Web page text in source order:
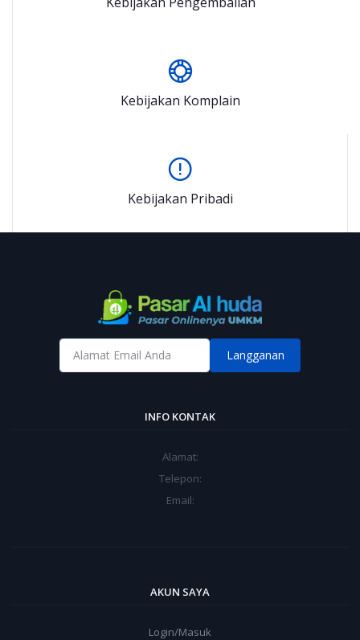
Kebijakan Komplain
Kebijakan Pribadi
Langganan
INFO KONTAK
Alamat:
Telepon:
Email:
AKUN SAYA
Login/Masuk